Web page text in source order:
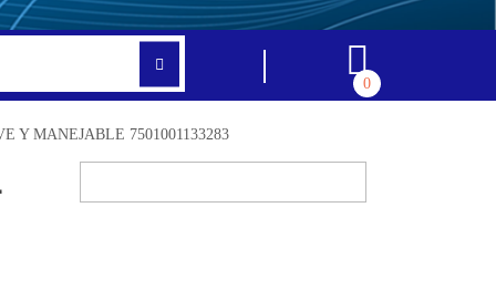
0
Y MANEJABLE 7501001133283